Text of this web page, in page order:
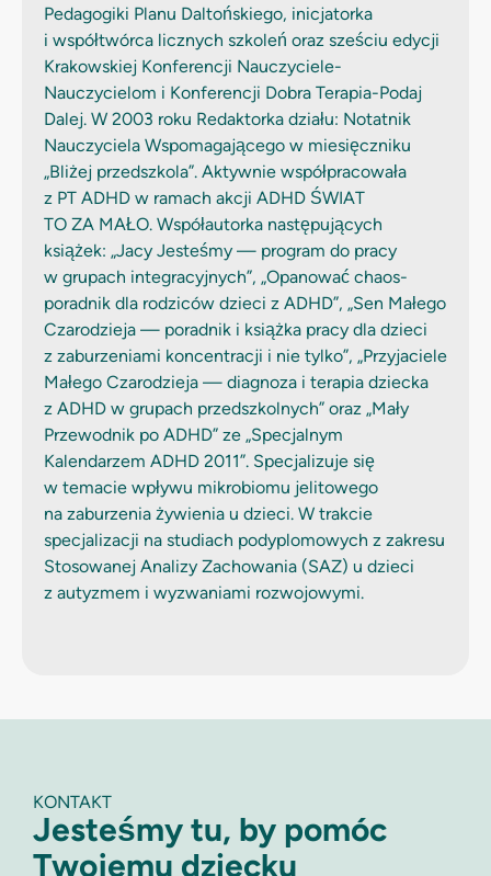
Pedagogiki Planu Daltońskiego, inicjatorka
i współtwórca licznych szkoleń oraz sześciu edycji
Krakowskiej Konferencji Nauczyciele-
Nauczycielom i Konferencji Dobra Terapia-Podaj
Dalej. W 2003 roku Redaktorka działu: Notatnik
Nauczyciela Wspomagającego w miesięczniku
„Bliżej przedszkola”. Aktywnie współpracowała
z PT ADHD w ramach akcji ADHD ŚWIAT
TO ZA MAŁO. Współautorka następujących
książek: „Jacy Jesteśmy — program do pracy
w grupach integracyjnych”, „Opanować chaos-
poradnik dla rodziców dzieci z ADHD”, „Sen Małego
Czarodzieja — poradnik i książka pracy dla dzieci
z zaburzeniami koncentracji i nie tylko”, „Przyjaciele
Małego Czarodzieja — diagnoza i terapia dziecka
z ADHD w grupach przedszkolnych” oraz „Mały
Przewodnik po ADHD” ze „Specjalnym
Kalendarzem ADHD 2011”. Specjalizuje się
w temacie wpływu mikrobiomu jelitowego
na zaburzenia żywienia u dzieci. W trakcie
specjalizacji na studiach podyplomowych z zakresu
Stosowanej Analizy Zachowania (SAZ) u dzieci
z autyzmem i wyzwaniami rozwojowymi.
KONTAKT
Jesteśmy tu, by pomóc
Twojemu dziecku